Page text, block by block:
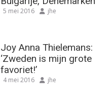
5 mei 2016 jhe
Joy Anna Thielemans:
‘Zweden is mijn grote
favoriet!’
4 mei 2016 jhe